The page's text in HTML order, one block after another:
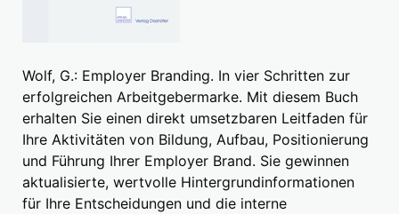
Wolf, G.: Employer Branding. In vier Schritten zur
erfolgreichen Arbeitgebermarke. Mit diesem Buch
erhalten Sie einen direkt umsetzbaren Leitfaden für
Ihre Aktivitäten von Bildung, Aufbau, Positionierung
und Führung Ihrer Employer Brand. Sie gewinnen
aktualisierte, wertvolle Hintergrundinformationen
für Ihre Entscheidungen und die interne